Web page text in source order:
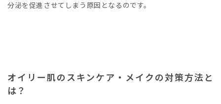
分泌を促進させてしまう原因となるのです。
オイリー肌のスキンケア・メイクの対策方法と
は？